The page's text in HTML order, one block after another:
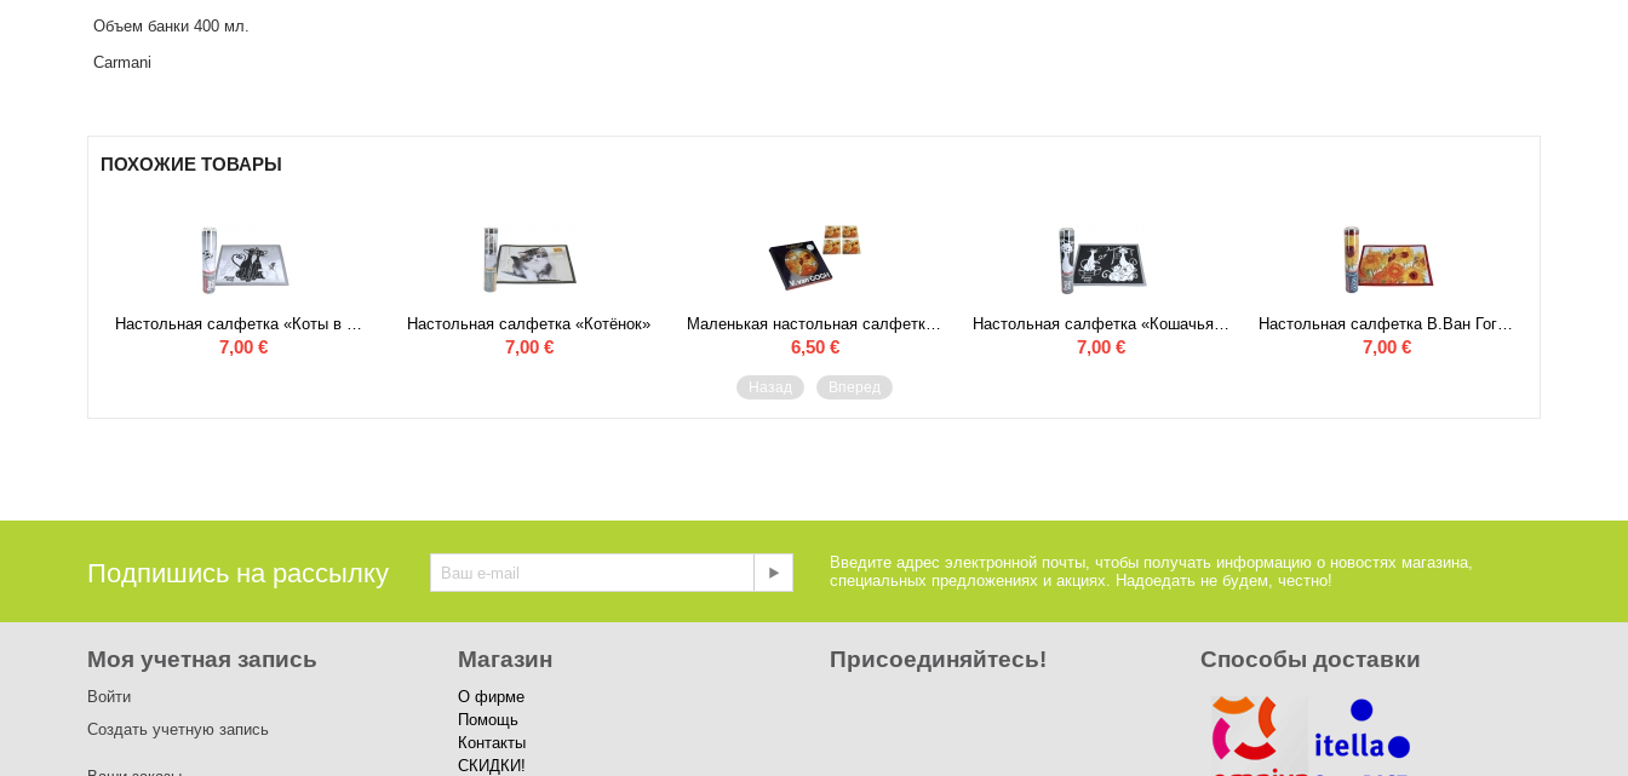
Объем банки 400 мл.
Carmani
ПОХОЖИЕ ТОВАРЫ
Настольная салфетка «Коты в Париже»
7,00 €
Настольная салфетка «Котёнок»
7,00 €
Маленькая настольная салфетка «Ван Гог- Подсолнухи» 4 штуки
6,50 €
Настольная салфетка «Кошачья семья»
7,00 €
Настольная салфетка В.Ван Гог «Подсолнухи»
7,00 €
Назад Вперед
Подпишись на рассылку
Введите адрес электронной почты, чтобы получать информацию о новостях магазина,
специальных предложениях и акциях. Надоедать не будем, честно!
Моя учетная запись
Войти
Создать учетную запись
Магазин
О фирме
Помощь
Контакты
СКИДКИ!
Присоединяйтесь! Способы доставки